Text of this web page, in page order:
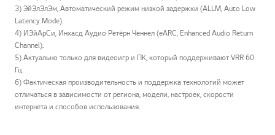
3) ЭйЭлЭлЭм, Автоматический режим низкой задержки (ALLM, Auto Low
Latency Mode).
4) ИЭйАрСи, Инхасд Аудио Ретёрн Ченнел (eARC, Enhanced Audio Return
Channel).
5) Актуально только для видеоигр и ПК, который поддерживают VRR 60
Гц.
6) Фактическая производительность и поддержка технологий может
отличаться в зависимости от региона, модели, настроек, скорости
интернета и способов использования.